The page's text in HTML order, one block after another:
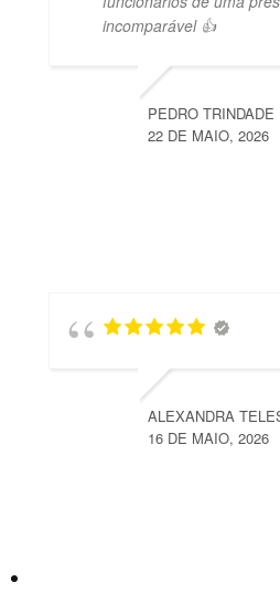
incomparável 👍
PEDRO TRINDADE
22 DE MAIO, 2026
ALEXANDRA
16 DE MAIO, 2026